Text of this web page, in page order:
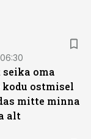
oma
kodu ostmisel
mitte minna
alt